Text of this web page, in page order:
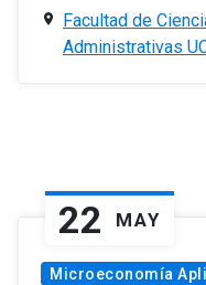
Facultad de
Administrativas
22 MAY
Microeconomía